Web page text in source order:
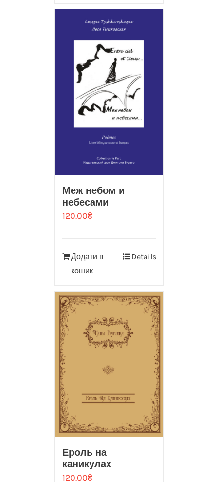
Меж небом и
небесами
120.00₴
Додати в
кошик
Details
Ероль на
каникулах
120.00₴